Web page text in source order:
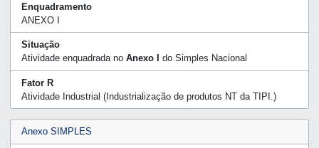
Enquadramento
ANEXO I
Situação
Atividade enquadrada no Anexo I do Simples Nacional
Fator R
Atividade Industrial (Industrialização de produtos NT da TIPI.)
Anexo SIMPLES